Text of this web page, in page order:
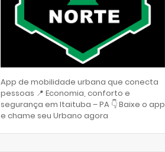
App de mobilidade urbana que conecta
pessoas 📍 Economia, conforto e
segurança em Itaituba – PA 👇 Baixe o app
e chame seu Urbano agora